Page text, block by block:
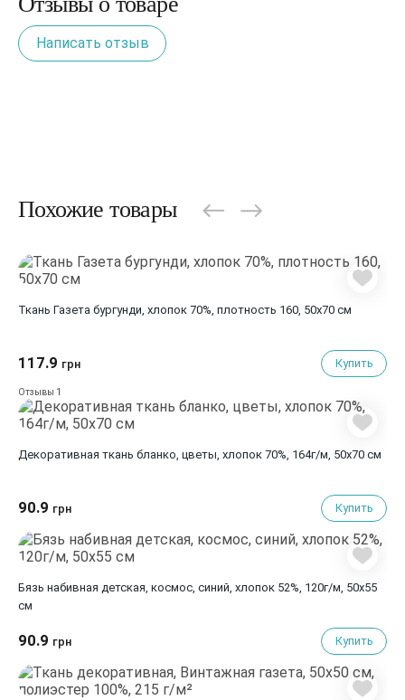
Написать отзыв
Похожие товары
Ткань Газета бургунди, хлопок 70%, плотность 160, 50х70 см
117.9 грн Купить
Отзывы 1
Декоративная ткань бланко, цветы, хлопок 70%, 164г/м, 50x70 см
90.9 грн Купить
Бязь набивная детская, космос, синий, хлопок 52%, 120г/м, 50x55
см
90.9 грн Купить